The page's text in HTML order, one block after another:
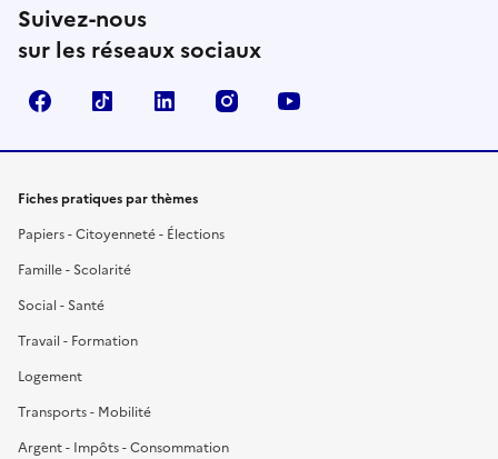
Suivez-nous
sur les réseaux sociaux
FacebookTikTok LinkedIn Instagram
Fiches pratiques par thèmes
Papiers - Citoyenneté - Élections
Famille - Scolarité
Social - Santé
Travail - Formation
Logement
Transports - Mobilité
Argent - Impôts - Consommation